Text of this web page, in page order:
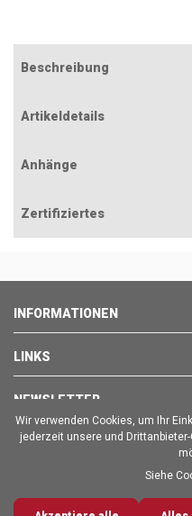
Beschreibung
Artikeldetails
Anhänge
Zertifiziertes
INFORMATIONEN
LINKS
NEWSLETTER
WIR SIND IN DEN SOZIALEN
Wir verwenden Cookies, um Ihr
jederzeit unsere und
Siehe